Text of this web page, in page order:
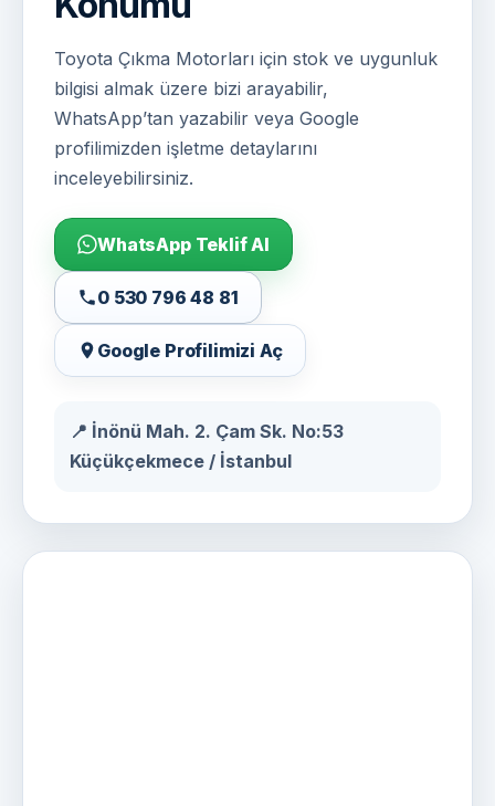
Toyota Çıkma Motorları için stok ve uygunluk
bilgisi almak üzere bizi arayabilir,
WhatsApp’tan yazabilir veya Google
profilimizden işletme detaylarını
inceleyebilirsiniz.
WhatsApp Teklif Al
0 530 796 48 81
Google Profilimizi Aç
📍 İnönü Mah. 2. Çam Sk. No:53
Küçükçekmece / İstanbul